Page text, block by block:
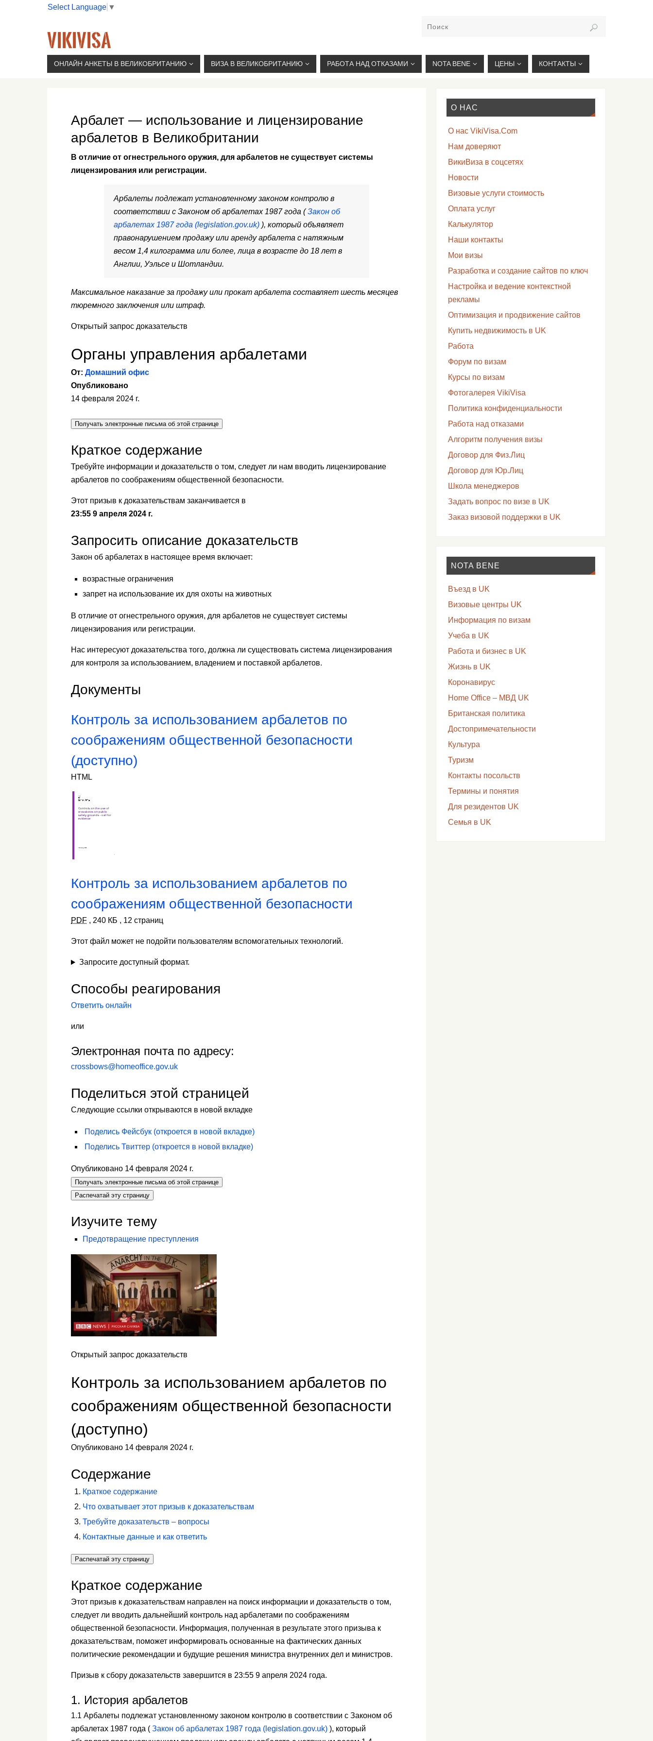
Select Language ▼
VIKIVISA
Г. МОСКВА, 2-Й СЫРОМЯТНИЧЕСКИЙ ПЕР., 11, М. КУРСКАЯ, +7(926)734-03-33, +7(926)274-03-33, VISA@VIKIVISA.RU
ОНЛАЙН АНКЕТЫ В ВЕЛИКОБРИТАНИЮ ВИЗА В ВЕЛИКОБРИТАНИЮ РАБОТА НАД ОТКАЗАМИ NOTA BENE ЦЕНЫ КОНТАКТЫ
Арбалет — использование и лицензирование
арбалетов в Великобритании
В отличие от огнестрельного оружия, для арбалетов не существует системы
лицензирования или регистрации.
Арбалеты подлежат установленному законом контролю в
соответствии с Законом об арбалетах 1987 года (Закон об
арбалетах 1987 года (legislation.gov.uk) ), который объявляет
правонарушением продажу или аренду арбалета с натяжным
весом 1,4 килограмма или более, лица в возрасте до 18 лет в
Англии, Уэльсе и Шотландии.
Максимальное наказание за продажу или прокат арбалета составляет шесть месяцев
тюремного заключения или штраф.
Открытый запрос доказательств
Органы управления арбалетами
От: Домашний офис
Опубликовано
14 февраля 2024 г.
Получать электронные письма об этой странице
Краткое содержание
Требуйте информации и доказательств о том, следует ли нам вводить лицензирование
арбалетов по соображениям общественной безопасности.
Этот призыв к доказательствам заканчивается в
23:55 9 апреля 2024 г.
Запросить описание доказательств
Закон об арбалетах в настоящее время включает:
возрастные ограничения
запрет на использование их для охоты на животных
В отличие от огнестрельного оружия, для арбалетов не существует системы
лицензирования или регистрации.
Нас интересуют доказательства того, должна ли существовать система лицензирования
для контроля за использованием, владением и поставкой арбалетов.
Документы
Контроль за использованием арбалетов по
соображениям общественной безопасности
(доступно)
HTML
Контроль за использованием арбалетов по
соображениям общественной безопасности
PDF , 240 КБ , 12 страниц
Этот файл может не подойти пользователям вспомогательных технологий.
Запросите доступный формат.
Способы реагирования
Ответить онлайн
или
Электронная почта по адресу:
crossbows@homeoffice.gov.uk
Поделиться этой страницей
Следующие ссылки открываются в новой вкладке
Поделись Фейсбук (откроется в новой вкладке)
Поделись Твиттер (откроется в новой вкладке)
Опубликовано 14 февраля 2024 г.
Получать электронные письма об этой странице
Распечатай эту страницу
Изучите тему
Предотвращение преступления
Открытый запрос доказательств
Контроль за использованием арбалетов по
соображениям общественной безопасности
(доступно)
Опубликовано 14 февраля 2024 г.
Содержание
Краткое содержание
Что охватывает этот призыв к доказательствам
Требуйте доказательств – вопросы
Контактные данные и как ответить
Распечатай эту страницу
Краткое содержание
Этот призыв к доказательствам направлен на поиск информации и доказательств о том,
следует ли вводить дальнейший контроль над арбалетами по соображениям
общественной безопасности. Информация, полученная в результате этого призыва к
доказательствам, поможет информировать основанные на фактических данных
политические рекомендации и будущие решения министра внутренних дел и министров.
Призыв к сбору доказательств завершится в 23:55 9 апреля 2024 года.
1. История арбалетов
1.1 Арбалеты подлежат установленному законом контролю в соответствии с Законом об
арбалетах 1987 года ( Закон об арбалетах 1987 года (legislation.gov.uk) ), который
О НАС
О нас VikiVisa.Com
Нам доверяют
ВикиВиза в соцсетях
Новости
Визовые услуги стоимость
Оплата услуг
Калькулятор
Наши контакты
Мои визы
Разработка и создание сайтов по ключ
Настройка и ведение контекстной
рекламы
Оптимизация и продвижение сайтов
Купить недвижимость в UK
Работа
Форум по визам
Курсы по визам
Фотогалерея VikiVisa
Политика конфиденциальности
Работа над отказами
Алгоритм получения визы
Договор для Физ.Лиц
Договор для Юр.Лиц
Школа менеджеров
Задать вопрос по визе в UK
Заказ визовой поддержки в UK
NOTA BENE
Въезд в UK
Визовые центры UK
Информация по визам
Учеба в UK
Работа и бизнес в UK
Жизнь в UK
Коронавирус
Home Office – МВД UK
Британская политика
Достопримечательности
Культура
Туризм
Контакты посольств
Термины и понятия
Для резидентов UK
Семья в UK